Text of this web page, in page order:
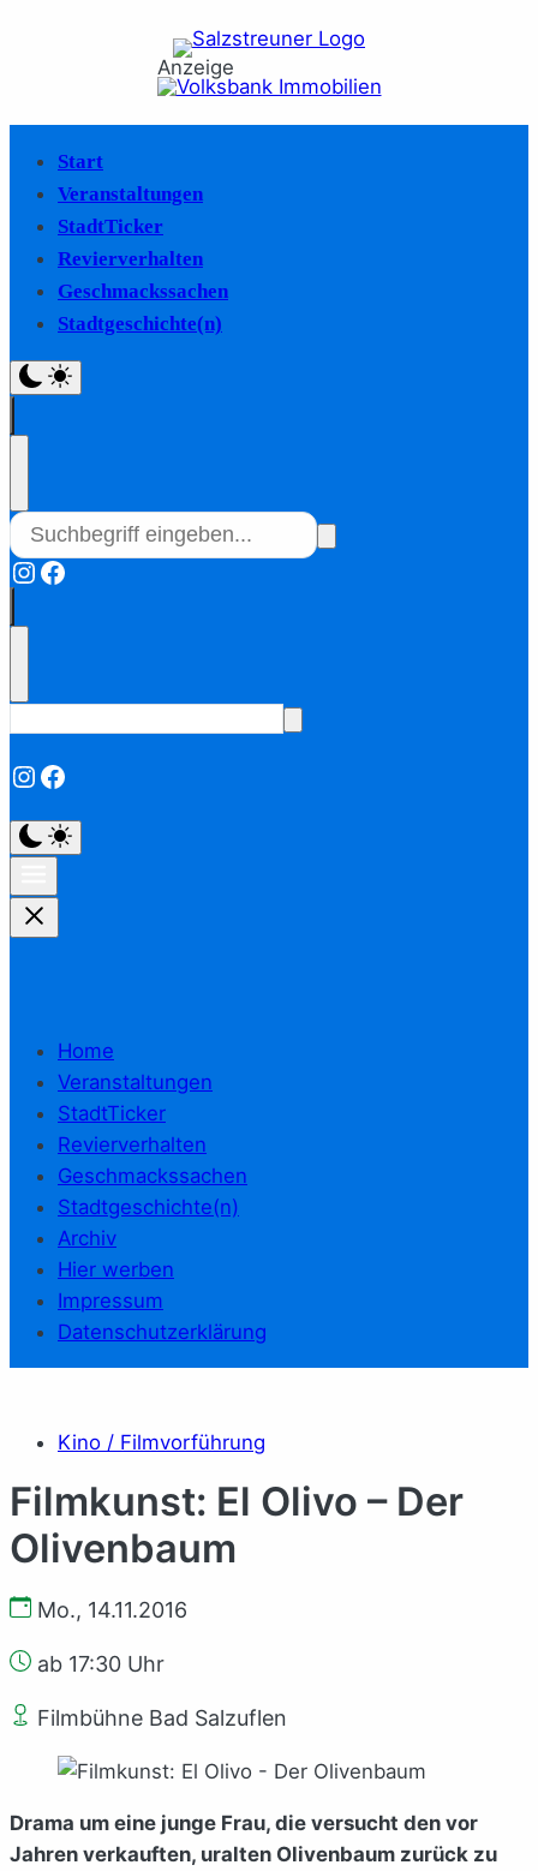
Anzeige
Start
Veranstaltungen
StadtTicker
Revierverhalten
Geschmackssachen
Stadtgeschichte(n)
Instagram
Facebook
Instagram
Facebook
Home
Veranstaltungen
StadtTicker
Revierverhalten
Geschmackssachen
Stadtgeschichte(n)
Archiv
Hier werben
Impressum
Datenschutzerklärung
Kino / Filmvorführung
Filmkunst: El Olivo – Der
Olivenbaum
Mo., 14.11.2016
ab 17:30 Uhr
Filmbühne Bad Salzuflen
Drama um eine junge Frau, die versucht den vor
Jahren verkauften, uralten Olivenbaum zurück zu